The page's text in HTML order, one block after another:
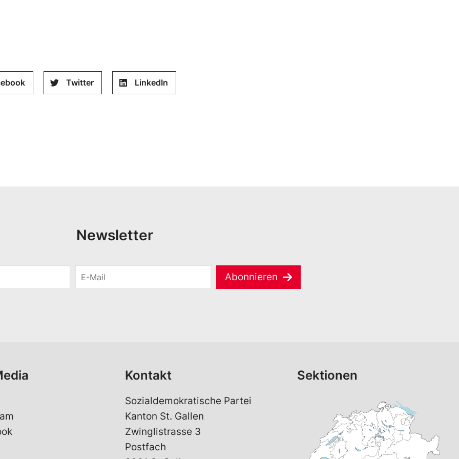
Twitter LinkedIn
Newsletter
M
Abonnieren
Kontakt
Sozialdemokratische Partei
Kanton St. Gallen
Zwinglistrasse 3
Postfach
Sektionen